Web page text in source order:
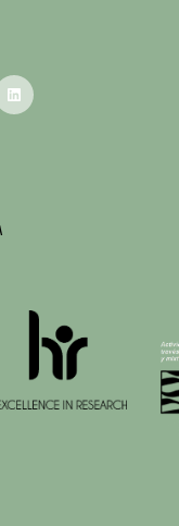
LinkedIn